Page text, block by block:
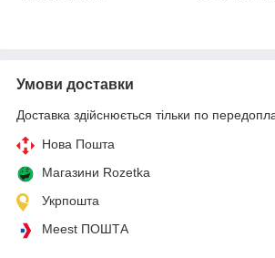
Умови доставки
Доставка здійснюється тільки по
Нова Пошта
Магазини Rozetka
Укрпошта
Meest ПОШТА